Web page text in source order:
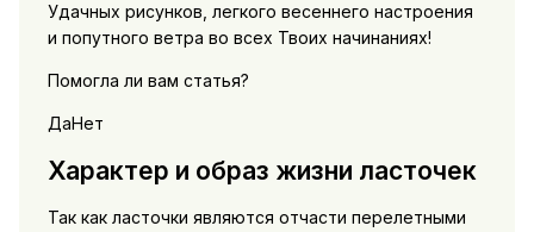
Удачных рисунков, легкого весеннего настроения
и попутного ветра во всех Твоих начинаниях!
Помогла ли вам статья?
ДаНет
Характер и образ жизни ласточек
Так как ласточки являются отчасти перелетными